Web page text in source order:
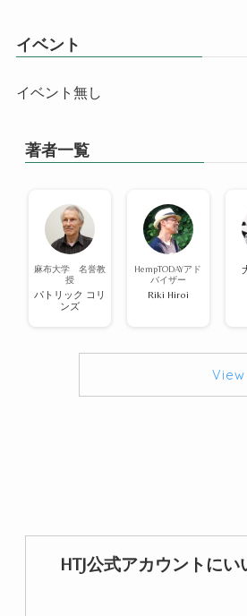
イベント
イベント無し
著者一覧
麻布大学 名誉教
授
パトリック コリ
ンズ
HempTODAYアド
バイザー
Riki Hiroi
HTJ公式アカウントにい